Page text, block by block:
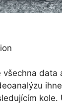
data